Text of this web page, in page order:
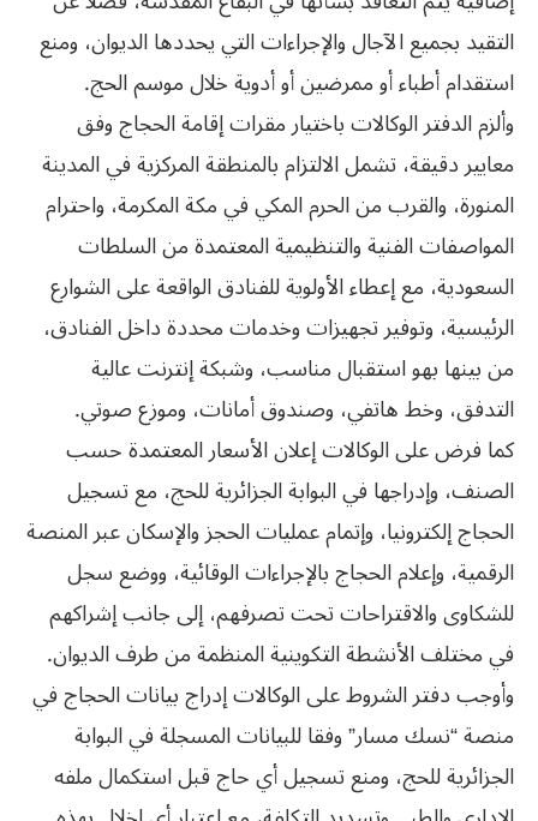
التقيد بجميع الآجال والإجراءات التي يحددها الديوان، ومنع
استقدام أطباء أو ممرضين أو أدوية خلال موسم الحج.
وألزم الدفتر الوكالات باختيار مقرات إقامة الحجاج وفق
معايير دقيقة، تشمل الالتزام بالمنطقة المركزية في المدينة
المنورة، والقرب من الحرم المكي في مكة المكرمة، واحترام
المواصفات الفنية والتنظيمية المعتمدة من السلطات
السعودية، مع إعطاء الأولوية للفنادق الواقعة على الشوارع
الرئيسية، وتوفير تجهيزات وخدمات محددة داخل الفنادق،
من بينها بهو استقبال مناسب، وشبكة إنترنت عالية
التدفق، وخط هاتفي، وصندوق أمانات، وموزع صوتي.
كما فرض على الوكالات إعلان الأسعار المعتمدة حسب
الصنف، وإدراجها في البوابة الجزائرية للحج، مع تسجيل
الحجاج إلكترونيا، وإتمام عمليات الحجز والإسكان عبر المنصة
الرقمية، وإعلام الحجاج بالإجراءات الوقائية، ووضع سجل
للشكاوى والاقتراحات تحت تصرفهم، إلى جانب إشراكهم
في مختلف الأنشطة التكوينية المنظمة من طرف الديوان.
وأوجب دفتر الشروط على الوكالات إدراج بيانات الحجاج في
منصة “نسك مسار” وفقا للبيانات المسجلة في البوابة
الجزائرية للحج، ومنع تسجيل أي حاج قبل استكمال ملفه